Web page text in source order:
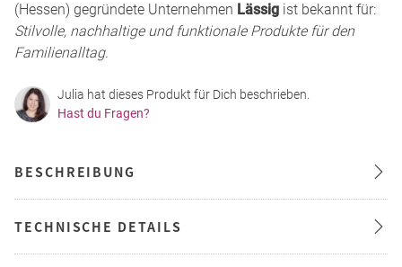
(Hessen) gegründete Unternehmen Lässig ist bekannt für:
Stilvolle, nachhaltige und funktionale Produkte für den
Familienalltag.
Julia hat dieses Produkt für Dich beschrieben.
Hast du Fragen?
BESCHREIBUNG
TECHNISCHE DETAILS